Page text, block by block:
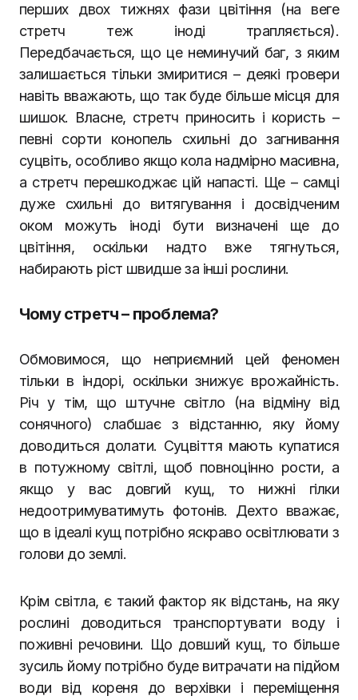
перших двох тижнях фази цвітіння (на веге
стретч теж іноді трапляється).
Передбачається, що це неминучий баг, з яким
залишається тільки змиритися – деякі гровери
навіть вважають, що так буде більше місця для
шишок. Власне, стретч приносить і користь –
певні сорти конопель схильні до загнивання
суцвіть, особливо якщо кола надмірно масивна,
а стретч перешкоджає цій напасті. Ще – самці
дуже схильні до витягування і досвідченим
оком можуть іноді бути визначені ще до
цвітіння, оскільки надто вже тягнуться,
набирають ріст швидше за інші рослини.
Чому стретч – проблема?
Обмовимося, що неприємний цей феномен
тільки в індорі, оскільки знижує врожайність.
Річ у тім, що штучне світло (на відміну від
сонячного) слабшає з відстанню, яку йому
доводиться долати. Суцвіття мають купатися
в потужному світлі, щоб повноцінно рости, а
якщо у вас довгий кущ, то нижні гілки
недоотримуватимуть фотонів. Дехто вважає,
що в ідеалі кущ потрібно яскраво освітлювати з
голови до землі.
Крім світла, є такий фактор як відстань, на яку
рослині доводиться транспортувати воду і
поживні речовини. Що довший кущ, то більше
зусиль йому потрібно буде витрачати на підйом
води від кореня до верхівки і переміщення